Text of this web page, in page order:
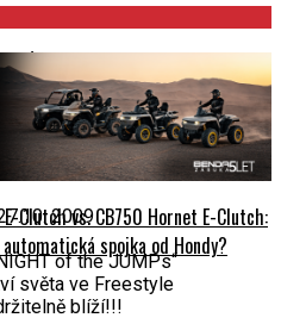
GRÁL: BMW predstavuje limitovanú
of Man TT!
E-Clutch vs. CB750 Hornet E-Clutch:
spojka od Hondy?
2009
of the JUMPs“
světa ve Freestyle
blíží!!!